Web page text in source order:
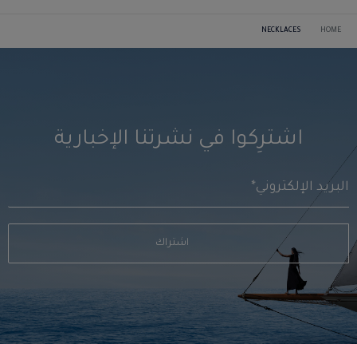
HOME
NECKLACES
اشترِكوا في نشرتنا الإخبارية
اشتراك